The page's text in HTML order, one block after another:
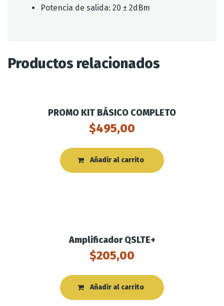
Potencia de salida: 20 ± 2dBm
Productos relacionados
PROMO KIT BÁSICO COMPLETO
$495,00
Añadir al carrito
Amplificador QSLTE+
$205,00
Añadir al carrito